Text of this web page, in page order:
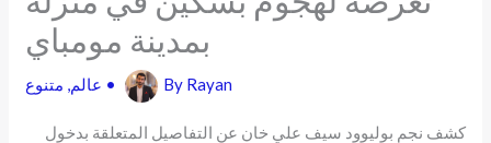
بمدينة مومباي
عالم, متنوع • By Rayan
كشف نجم بوليوود سيف علي خان عن التفاصيل المتعلقة بدخول